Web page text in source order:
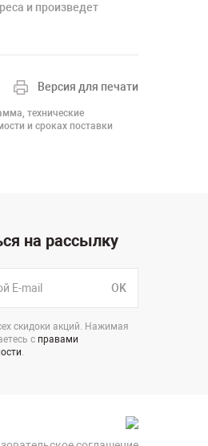
и произведет
Версия для печати
технические
и сроках поставки
на рассылку
OK
скидоки акций. Нажимая
с правами
.